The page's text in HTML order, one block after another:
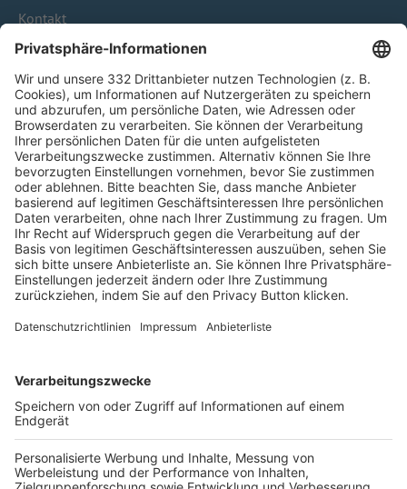
Kontakt
HÄUFIG BESUCHTE SEITEN
Pässe und Vereinswechsel
Trainerausbildung
Schulungsangebot Vereinsmitarbeiter
BFV-Geschäftsstellen
Trainerbörse
Login SpielPlus
FOLGE DEM BFV
TOP-VEREINE